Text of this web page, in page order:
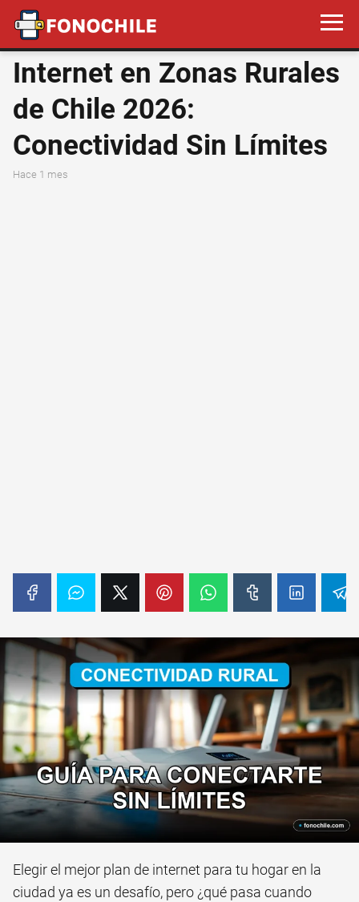
Internet en Zonas Rurales
de Chile 2026:
Conectividad Sin Límites
hace 1 mes
Elegir el mejor plan de internet para tu hogar en la
ciudad ya es un desafío, pero ¿qué pasa cuando